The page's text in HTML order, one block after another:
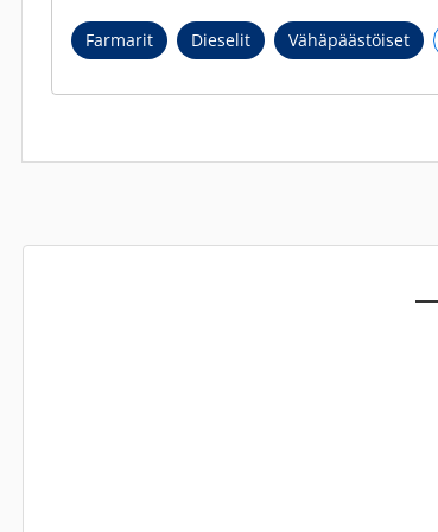
Farmarit Dieselit Vähäpäästöiset